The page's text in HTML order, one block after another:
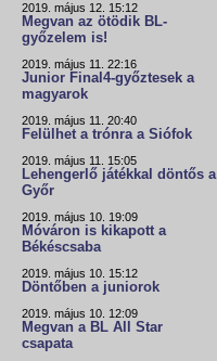
2019. május 12. 15:12
Megvan az ötödik BL-
győzelem is!
2019. május 11. 22:16
Junior Final4-győztesek a
magyarok
2019. május 11. 20:40
Felülhet a trónra a Siófok
2019. május 11. 15:05
Lehengerlő játékkal döntős a
Győr
2019. május 10. 19:09
Móváron is kikapott a
Békéscsaba
2019. május 10. 15:12
Döntőben a juniorok
2019. május 10. 12:09
Megvan a BL All Star
csapata